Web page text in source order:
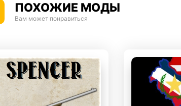
ПОХОЖИЕ МОДЫ
Вам может понравиться